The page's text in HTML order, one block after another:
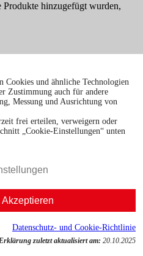
hinzugefügt wurden,
widerrufen. Unsere
a. in der Datenschutzerklärung.
uns links
Cookies und ähnliche Technologien
Zustimmung auch für andere
Messung und Ausrichtung von
frei erteilen, verweigern oder
„Cookie-Einstellungen“ unten
Akzeptieren
Datenschutz- und Cookie-Richtlinie
zuletzt aktualisiert am: 20.10.2025